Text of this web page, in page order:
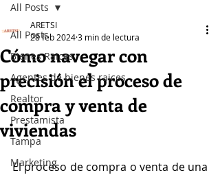
All Posts
Bienes Raices
Agentes de bienes raices
Realtor
Prestamista
Tampa
Marketing
All Posts
Cómo navegar con
precisión el proceso de
compra y venta de
viviendas
ARETSI
28 feb 20243 min de lectura
El proceso de compra o venta de una